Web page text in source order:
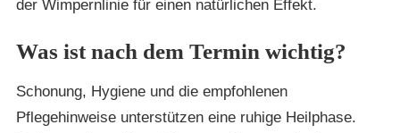
der Wimpernlinie für einen natürlichen Effekt.
Was ist nach dem Termin wichtig?
Schonung, Hygiene und die empfohlenen
Pflegehinweise unterstützen eine ruhige Heilphase.